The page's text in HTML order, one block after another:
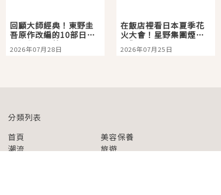
回顧大師經典！東野圭
吾原作改編的10部日本
影視作品推薦
2026年07月28日
在飯店裡看日本夏季花
火大會！星野集團煙火
景觀飯店6選，讓你不用
人擠人悠閒欣賞
2026年07月25日
分類列表
首頁
美容保養
潮流
旅遊